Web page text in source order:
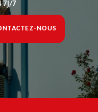
7j/7
NOUS